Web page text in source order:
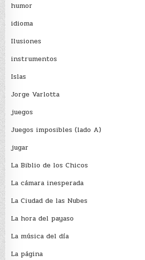
humor
idioma
Ilusiones
instrumentos
Islas
Jorge Varlotta
juegos
Juegos imposibles (lado A)
jugar
La Biblio de los Chicos
La cámara inesperada
La Ciudad de las Nubes
La hora del payaso
La música del día
La página